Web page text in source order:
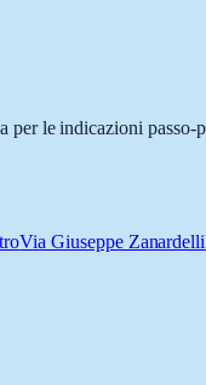
le indicazioni passo-
Via Giuseppe Zanardelli